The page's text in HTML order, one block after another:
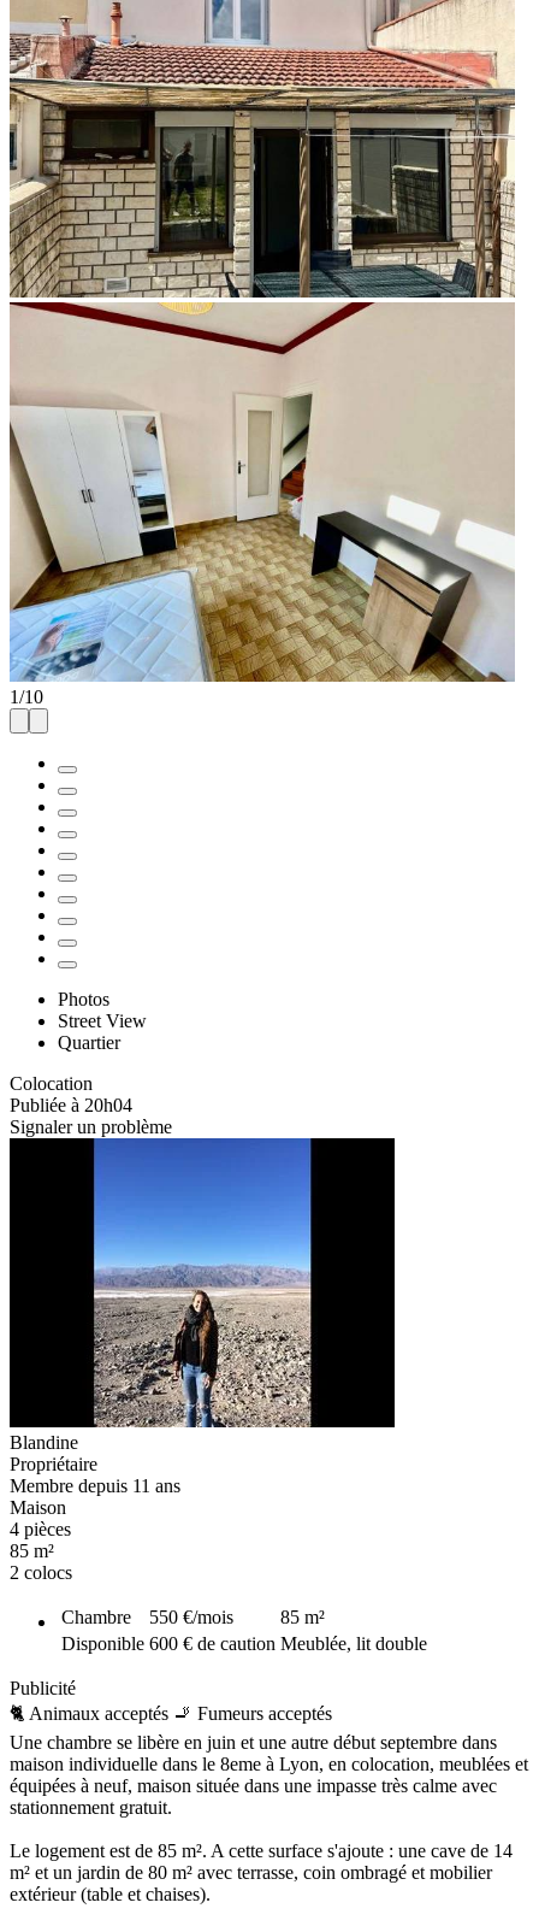
1/10
Photos
Street View
Quartier
Colocation
Publiée à 20h04
Signaler un problème
Blandine
Propriétaire
Membre depuis 11 ans
Maison
4 pièces
85 m²
2 colocs
Chambre 550 €/mois 85 m²
Disponible 600 € de caution Meublée, lit double
Publicité
🐈 Animaux acceptés 🚬 Fumeurs acceptés
Une chambre se libère en juin et une autre début septembre dans
maison individuelle dans le 8eme à Lyon, en colocation, meublées et
équipées à neuf, maison située dans une impasse très calme avec
stationnement gratuit.
Le logement est de 85 m². A cette surface s'ajoute : une cave de 14
m² et un jardin de 80 m² avec terrasse, coin ombragé et mobilier
extérieur (table et chaises).